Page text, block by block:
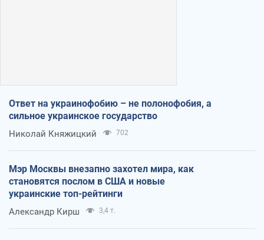
Ответ на украинофобию – не полонофобия, а
сильное украинское государство
Николай Княжицкий 702
Мэр Москвы внезапно захотел мира, как
становятся послом в США и новые
украинские топ-рейтинги
Александр Кирш 3,4 т.